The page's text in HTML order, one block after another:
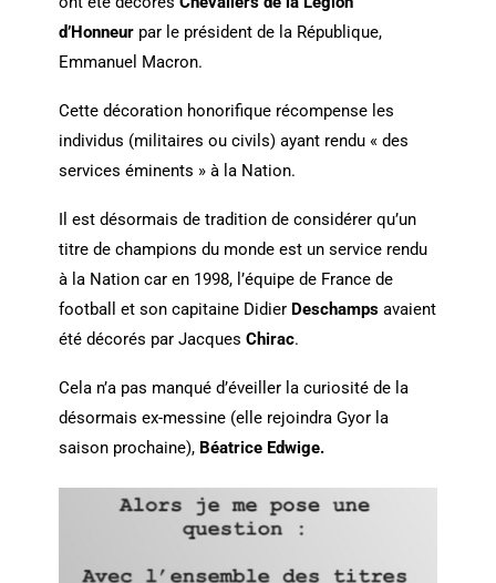
d’Honneur par le président de la République,
Emmanuel Macron.
Cette décoration honorifique récompense les
individus (militaires ou civils) ayant rendu « des
services éminents » à la Nation.
Il est désormais de tradition de considérer qu’un
titre de champions du monde est un service rendu
à la Nation car en 1998, l’équipe de France de
football et son capitaine Didier Deschampsavaient
été décorés par Jacques Chirac.
Cela n’a pas manqué d’éveiller la curiosité de la
désormais ex-messine (elle rejoindra Gyor la
saison prochaine), Béatrice Edwige.